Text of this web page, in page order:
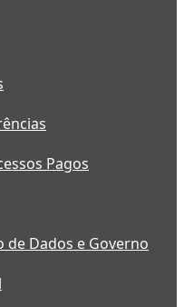
Pagos
de Dados e Governo